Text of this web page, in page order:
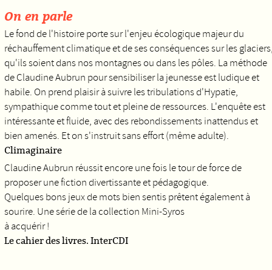
On en parle
Le fond de l'histoire porte sur l'enjeu écologique majeur du
réchauffement climatique et de ses conséquences sur les
qu'ils soient dans nos montagnes ou dans les pôles. La méthode
de Claudine Aubrun pour sensibiliser la jeunesse est ludique et
habile. On prend plaisir à suivre les tribulations d'Hypatie,
sympathique comme tout et pleine de ressources. L'enquête est
intéressante et fluide, avec des rebondissements inattendus et
bien amenés. Et on s'instruit sans effort (même adulte).
Climaginaire
Claudine Aubrun réussit encore une fois le tour de force de
proposer une fiction divertissante et pédagogique.
Quelques bons jeux de mots bien sentis prêtent également à
sourire. Une série de la collection Mini-Syros
à acquérir !
Le cahier des livres. InterCDI